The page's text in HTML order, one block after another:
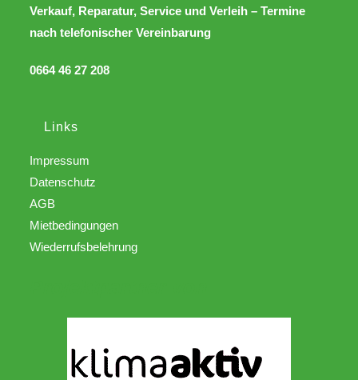
Verkauf, Reparatur, Service und Verleih – Termine
nach telefonischer Vereinbarung
0664 46 27 208
Links
Impressum
Datenschutz
AGB
Mietbedingungen
Wiederrufsbelehrung